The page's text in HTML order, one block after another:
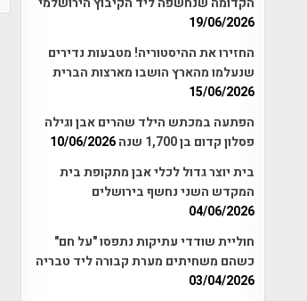
19/06/2026
החזירו את ההיסטוריה! מטבעות נדירים
שנעלמו מהארץ הושבו מארצות הברית
15/06/2026
הפתעה במכתש הילד שהרים אבן וגילה
פסלון קדום בן 1,700 שנה
10/06/2026
בית יוצר גדול לכלי אבן מתקופת בית
המקדש השני נחשף בירושלים
04/06/2026
חוליית שודדי עתיקות נתפסו "על חם"
כשהם משחיתים מערת קבורה ליד טבריה
03/04/2026